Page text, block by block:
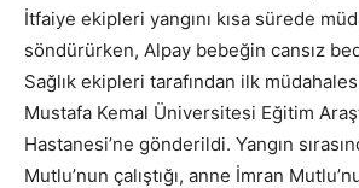
İtfaiye ekipleri yangını kısa sürede
söndürürken, Alpay bebeğin cansız
Sağlık ekipleri tarafından ilk
Mustafa Kemal Üniversitesi Eğitim
Hastanesi’ne gönderildi. Yangın
Mutlu’nun çalıştığı, anne İmran